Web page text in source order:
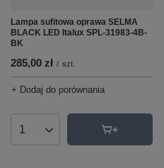
Lampa sufitowa oprawa SELMA
BLACK LED Italux SPL-31983-4B-
BK
285,00 zł / szt.
+ Dodaj do porównania
Ilość produktów